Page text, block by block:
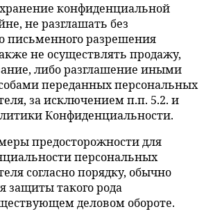
конфиденциальной
не разглашать без
письменного разрешения
не осуществлять продажу,
либо разглашение иными
переданных персональных
за исключением п.п. 5.2. и
Конфиденциальности.
предосторожности для
персональных
согласно порядку, обычно
защиты такого рода
деловом обороте.